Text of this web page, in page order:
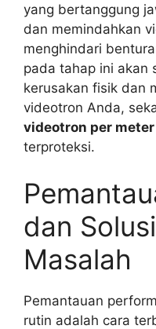
yang bertanggung
dan memindahkan
menghindari
pada tahap ini akan
kerusakan fisik dan
videotron Anda,
videotron per
terproteksi.
dan
Masalah
Pemantauan
rutin adalah cara